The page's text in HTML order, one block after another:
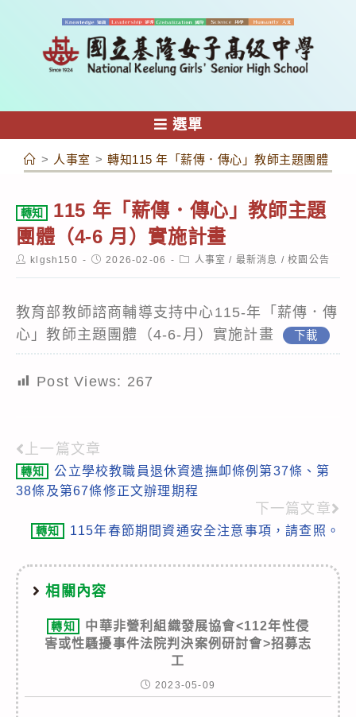
容
選單
> 人事室 > 轉知115 年「薪傳．傳心」教師主題團體（4-
轉知
115 年「薪傳．傳心」教師主題
團體（4-6 月）實施計畫
Postklgsh150
Post2026-02-06
Post人事室 / 最新消息 / 校園公告
教育部教師諮商輔導支持中心115-年「薪傳．傳
心」教師主題團體（4-6-月）實施計畫
下載
Post Views: 267
Read
more
上一篇文章
轉知
公立學校教職員退休資遣撫卹條例第37條、第
38條及第67條修正文辦理期程
下一篇文章
轉知 115年春節期間資通安全注意事項，請查照。
相關內容
轉知
中華非營利組織發展協會<112年性侵
害或性騷擾事件法院判決案例研討會>招募志
工
2023-05-09